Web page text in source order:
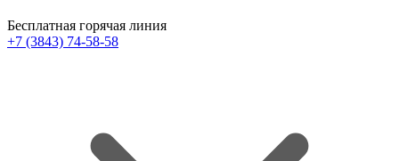
Бесплатная горячая линия
+7 (3843) 74-58-58